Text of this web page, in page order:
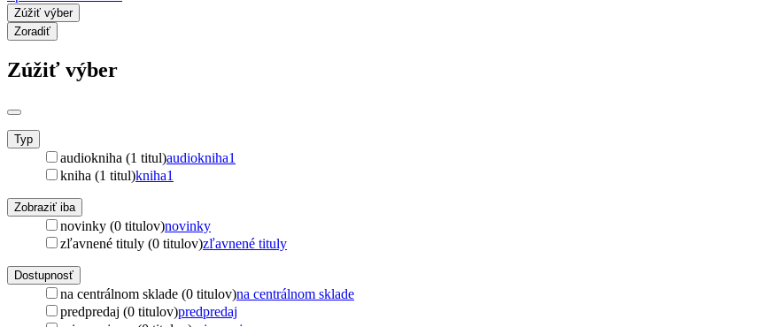
Zúžiť výber
Zoradiť
Zúžiť výber
Typ
audiokniha (1 titul)audiokniha1
kniha (1 titul)kniha1
Zobraziť iba
novinky (0 titulov)novinky
zľavnené tituly (0 titulov)zľavnené tituly
Dostupnosť
na centrálnom sklade (0 titulov)na centrálnom sklade
predpredaj (0 titulov)predpredaj